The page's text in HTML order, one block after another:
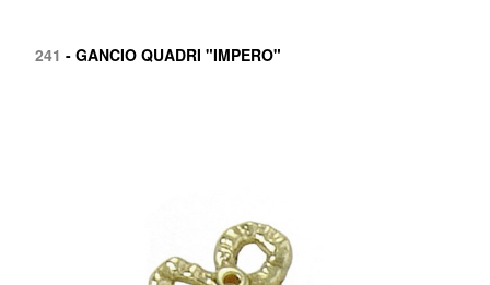
241 - GANCIO QUADRI "IMPERO"